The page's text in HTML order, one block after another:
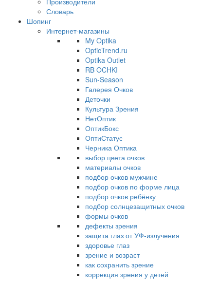
Словарь
Шопинг
Интернет-магазины
My Optika
OpticTrend.ru
Optika Outlet
RB OCHKI
Sun-Season
Галерея Очков
Деточки
Культура Зрения
НетОптик
ОптикБокс
ОптиСтатус
Черника Оптика
выбор цвета очков
материалы очков
подбор очков мужчине
подбор очков по форме лица
подбор очков ребёнку
подбор солнцезащитных очков
формы очков
дефекты зрения
защита глаз от УФ-излучения
здоровье глаз
зрение и возраст
как сохранить зрение
коррекция зрения у детей